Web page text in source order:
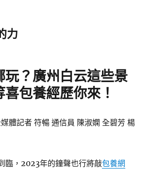
力
玩？廣州白云這些景
包養經歷你來！
體記者 符暢 通信員 陳淑嫻 全碧芳 楊
臨，2023年的鐘聲也行將敲包養網